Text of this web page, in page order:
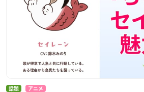
話題 アニメ